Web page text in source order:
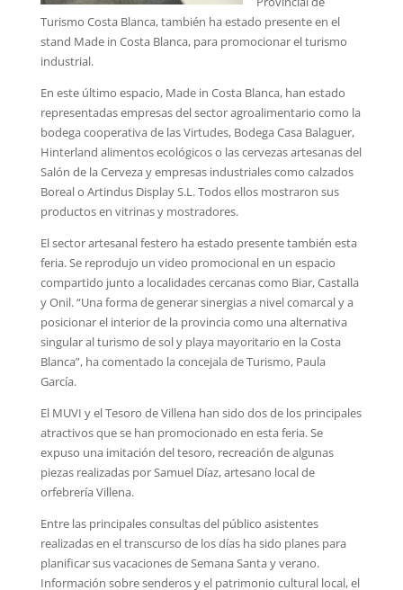
Turismo Costa Blanca, también ha estado presente en el
stand Made in Costa Blanca, para promocionar el turismo
industrial.
En este último espacio, Made in Costa Blanca, han estado
representadas empresas del sector agroalimentario como la
bodega cooperativa de las Virtudes, Bodega Casa Balaguer,
Hinterland alimentos ecológicos o las cervezas artesanas del
Salón de la Cerveza y empresas industriales como calzados
Boreal o Artindus Display S.L. Todos ellos mostraron sus
productos en vitrinas y mostradores.
El sector artesanal festero ha estado presente también esta
feria. Se reprodujo un video promocional en un espacio
compartido junto a localidades cercanas como Biar, Castalla
y Onil. “Una forma de generar sinergias a nivel comarcal y a
posicionar el interior de la provincia como una alternativa
singular al turismo de sol y playa mayoritario en la Costa
Blanca”, ha comentado la concejala de Turismo, Paula
García.
El MUVI y el Tesoro de Villena han sido dos de los principales
atractivos que se han promocionado en esta feria. Se
expuso una imitación del tesoro, recreación de algunas
piezas realizadas por Samuel Díaz, artesano local de
orfebrería Villena.
Entre las principales consultas del público asistentes
realizadas en el transcurso de los días ha sido planes para
planificar sus vacaciones de Semana Santa y verano.
Información sobre senderos y el patrimonio cultural local, el